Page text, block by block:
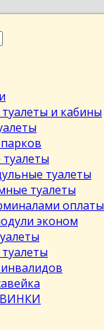
и кабины
туалеты
туалеты
оплаты
эконом